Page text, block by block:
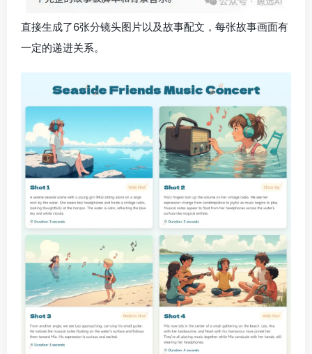
直接生成了6张分镜头图片以及故事配文，每张故事画面有
一定的递进关系。